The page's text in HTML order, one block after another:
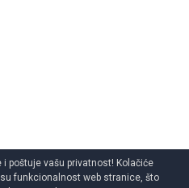
i poštuje vašu privatnost! Kolačiće
funkcionalnost web stranice, što